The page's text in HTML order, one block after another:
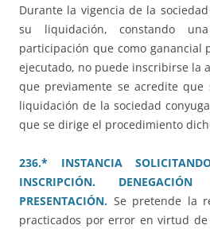
Durante la vigencia de la
su liquidación, constando
participación que como ganancial
ejecutado, no puede inscribirse la
que previamente se acredite
liquidación de la sociedad
que se dirige el procedimiento
236.* INSTANCIA
INSCRIPCIÓN.
PRESENTACIÓN. Se pretende la
practicados por error en virtud